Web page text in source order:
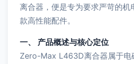
离合器，便是专为要求严苛的机
款高性能配件。
一、 产品概述与核心定位
Zero-Max L463D离合器属于电